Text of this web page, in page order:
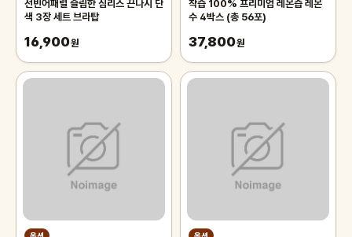
선빈어패럴 슬림한 심리스 끈나시 단
색 3장 세트 브라탑
16,900원
착즙 100% 프리미엄 레몬즙 레몬
수 4박스 (총 56포)
37,800원